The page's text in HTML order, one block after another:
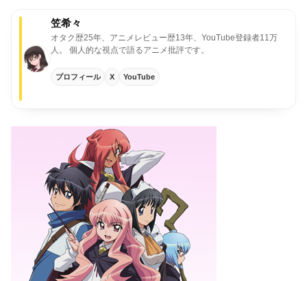
笠希々
オタク歴25年、アニメレビュー歴13年、YouTube登録者11万
人。
個人的な視点で語るアニメ批評です。
プロフィール X YouTube